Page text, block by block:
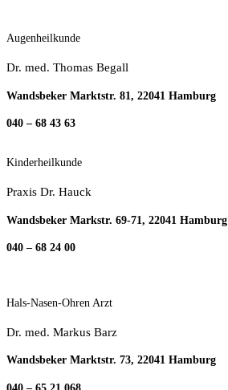
Augenheilkunde
Dr. med. Thomas Begall
Wandsbeker Marktstr. 81, 22041 Hamburg
040 – 68 43 63
Kinderheilkunde
Praxis Dr. Hauck
Wandsbeker Markstr. 69-71, 22041 Hamburg
040 – 68 24 00
Hals-Nasen-Ohren Arzt
Dr. med. Markus Barz
Wandsbeker Marktstr. 73, 22041 Hamburg